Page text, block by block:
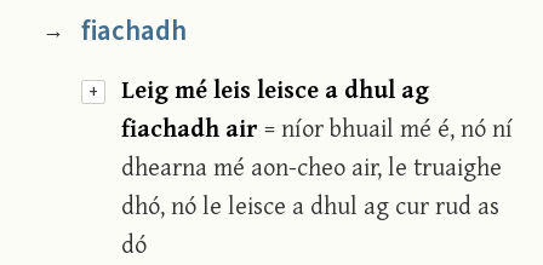
+
→ fiachadh
Leig mé leis leisce a dhul ag
fiachadh air= níor bhuail mé é, nó ní
dhearna mé aon-cheo air, le truaighe
dhó, nó le leisce a dhul ag cur rud as
dó